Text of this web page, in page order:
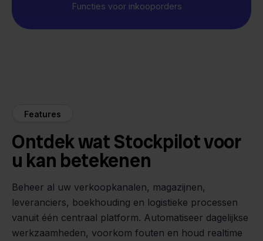
Functies voor inkooporders
Features
Ontdek wat Stockpilot voor
u kan betekenen
Beheer al uw verkoopkanalen, magazijnen,
leveranciers, boekhouding en logistieke processen
vanuit één centraal platform. Automatiseer dagelijkse
werkzaamheden, voorkom fouten en houd realtime